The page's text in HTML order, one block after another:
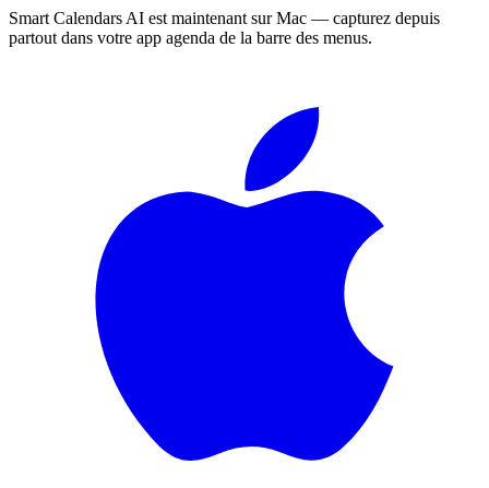
Smart Calendars AI est maintenant sur Mac — capturez depuis
partout dans votre app agenda de la barre des menus.